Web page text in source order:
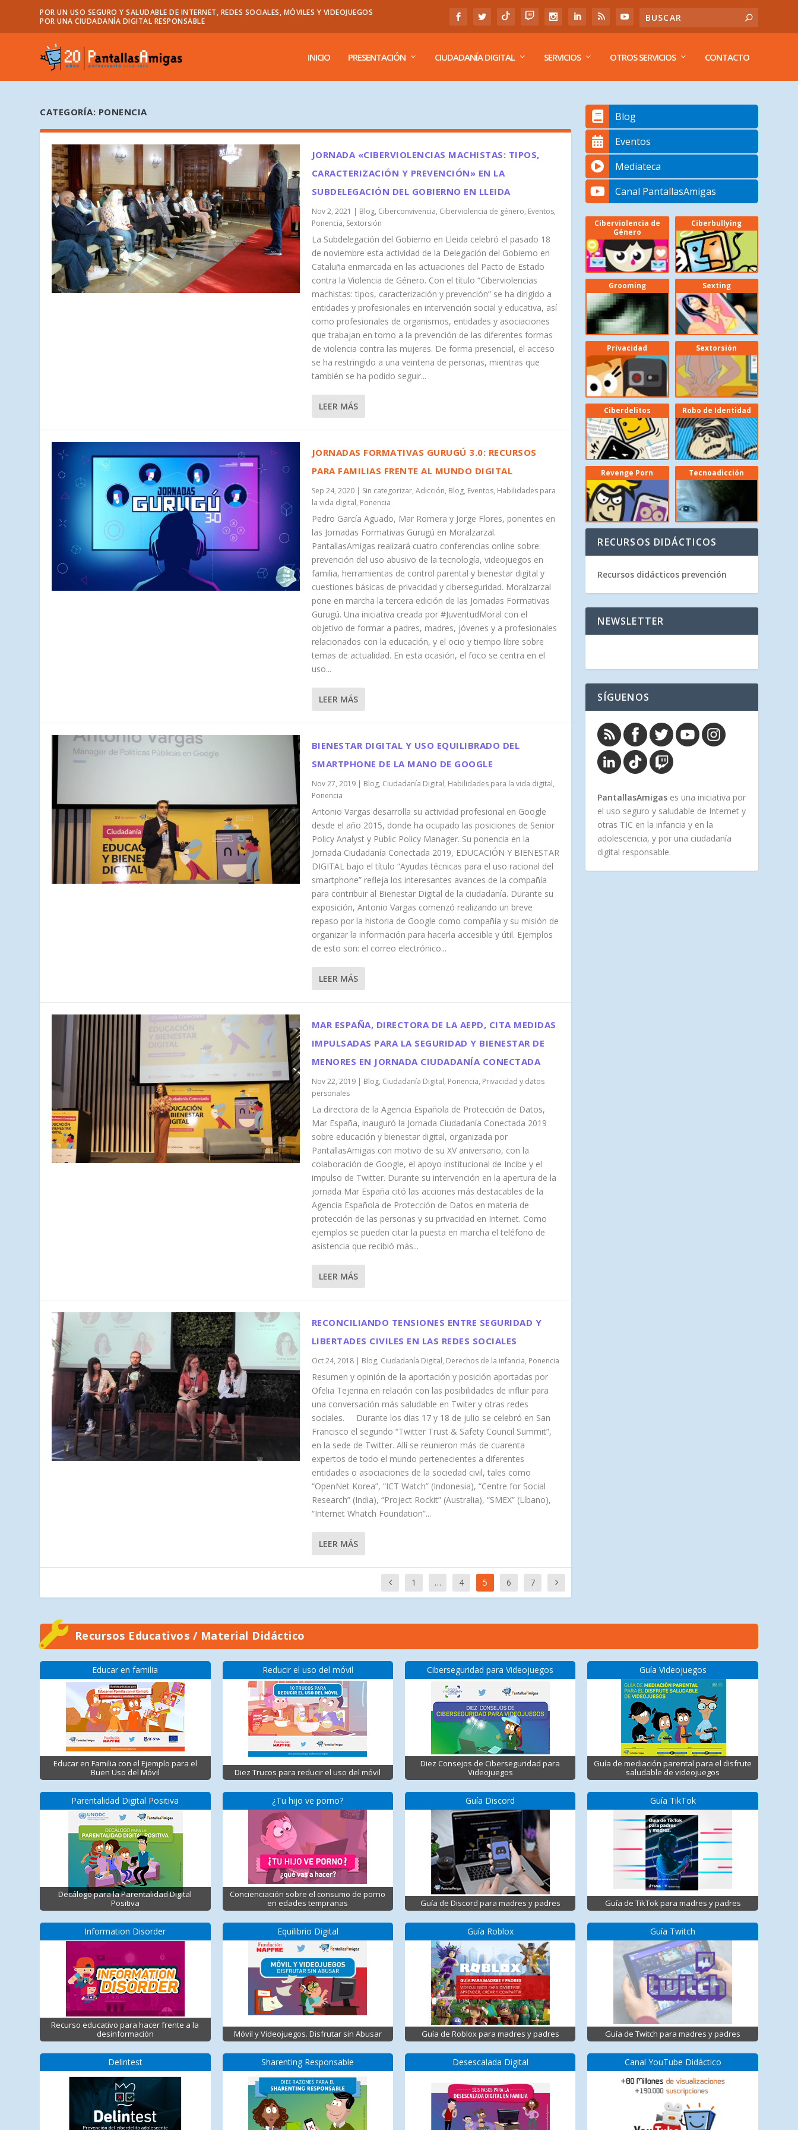
POR UN USO SEGURO Y SALUDABLE DE INTERNET, REDES SOCIALES, MÓVILES Y VIDEOJUEGOS
POR UNA CIUDADANÍA DIGITAL RESPONSABLE
INICIO PRESENTACIÓN CIUDADANÍA DIGITAL SERVICIOS OTROS SERVICIOS CONTACTO
CATEGORÍA: PONENCIA
JORNADA «CIBERVIOLENCIAS MACHISTAS: TIPOS,
CARACTERIZACIÓN Y PREVENCIÓN» EN LA
SUBDELEGACIÓN DEL GOBIERNO EN LLEIDA
Nov 2, 2021 | Blog, Ciberconvivencia, Ciberviolencia de género, Eventos,
Ponencia, Sextorsión
La Subdelegación del Gobierno en Lleida celebró el pasado 18
de noviembre esta actividad de la Delegación del Gobierno en
Cataluña enmarcada en las actuaciones del Pacto de Estado
contra la Violencia de Género. Con el título “Ciberviolencias
machistas: tipos, caracterización y prevención” se ha dirigido a
entidades y profesionales en intervención social y educativa, así
como profesionales de organismos, entidades y asociaciones
que trabajan en torno a la prevención de las diferentes formas
de violencia contra las mujeres. De forma presencial, el acceso
se ha restringido a una veintena de personas, mientras que
también se ha podido seguir...
LEER MÁS
JORNADAS FORMATIVAS GURUGÚ 3.0: RECURSOS
PARA FAMILIAS FRENTE AL MUNDO DIGITAL
Sep 24, 2020| Sin categorizar, Adicción, Blog, Eventos, Habilidades para
la vida digital, Ponencia
Pedro García Aguado, Mar Romera y Jorge Flores, ponentes en
las Jornadas Formativas Gurugú en Moralzarzal.
PantallasAmigas realizará cuatro conferencias online sobre:
prevención del uso abusivo de la tecnología, videojuegos en
familia, herramientas de control parental y bienestar digital y
cuestiones básicas de privacidad y ciberseguridad. Moralzarzal
pone en marcha la tercera edición de las Jornadas Formativas
Gurugú. Una iniciativa creada por #JuventudMoral con el
objetivo de formar a padres, madres, jóvenes y a profesionales
relacionados con la educación, y el ocio y tiempo libre sobre
temas de actualidad. En esta ocasión, el foco se centra en el
uso...
LEER MÁS
BIENESTAR DIGITAL Y USO EQUILIBRADO DEL
SMARTPHONE DE LA MANO DE GOOGLE
Nov 27, 2019| Blog, Ciudadanía Digital, Habilidades para la vida digital,
Ponencia
Antonio Vargas desarrolla su actividad profesional en Google
desde el año 2015, donde ha ocupado las posiciones de Senior
Policy Analyst y Public Policy Manager. Su ponencia en la
Jornada Ciudadanía Conectada 2019, EDUCACIÓN Y BIENESTAR
DIGITAL bajo el título “Ayudas técnicas para el uso racional del
smartphone” refleja los interesantes avances de la compañía
para contribuir al Bienestar Digital de la ciudadanía. Durante su
exposición, Antonio Vargas comenzó realizando un breve
repaso por la historia de Google como compañía y su misión de
organizar la información para hacerla accesible y útil. Ejemplos
de esto son: el correo electrónico...
LEER MÁS
MAR ESPAÑA, DIRECTORA DE LA AEPD, CITA MEDIDAS
IMPULSADAS PARA LA SEGURIDAD Y BIENESTAR DE
MENORES EN JORNADA CIUDADANÍA CONECTADA
Nov 22, 2019| Blog, Ciudadanía Digital, Ponencia, Privacidad y datos
personales
La directora de la Agencia Española de Protección de Datos,
Mar España, inauguró la Jornada Ciudadanía Conectada 2019
sobre educación y bienestar digital, organizada por
PantallasAmigas con motivo de su XV aniversario, con la
colaboración de Google, el apoyo institucional de Incibe y el
impulso de Twitter. Durante su intervención en la apertura de la
jornada Mar España citó las acciones más destacables de la
Agencia Española de Protección de Datos en materia de
protección de las personas y su privacidad en Internet. Como
ejemplos se pueden citar la puesta en marcha el teléfono de
asistencia que recibió más...
LEER MÁS
RECONCILIANDO TENSIONES ENTRE SEGURIDAD Y
LIBERTADES CIVILES EN LAS REDES SOCIALES
Oct 24, 2018| Blog, Ciudadanía Digital, Derechos de la infancia, Ponencia
Resumen y opinión de la aportación y posición aportadas por
Ofelia Tejerina en relación con las posibilidades de influir para
una conversación más saludable en Twiter y otras redes
sociales. Durante los días 17 y 18 de julio se celebró en San
Francisco el segundo “Twitter Trust & Safety Council Summit”,
en la sede de Twitter. Allí se reunieron más de cuarenta
expertos de todo el mundo pertenecientes a diferentes
entidades o asociaciones de la sociedad civil, tales como
“OpenNet Korea”, “ICT Watch” (Indonesia), “Centre for Social
Research” (India), “Project Rockit” (Australia), “SMEX” (Líbano),
“Internet Whatch Foundation”...
LEER MÁS
1 … 4 5 6 7
Blog
Eventos
Mediateca
Canal PantallasAmigas
Ciberviolencia de
Género
Ciberbullying
Grooming Sexting
Privacidad Sextorsión
Ciberdelitos Robo de Identidad
Revenge Porn Tecnoadicción
RECURSOS DIDÁCTICOS
Recursos didácticos prevención
NEWSLETTER
SÍGUENOS
PantallasAmigas es una iniciativa por
el uso seguro y saludable de Internet y
otras TIC en la infancia y en la
adolescencia, y por una ciudadanía
digital responsable.
Recursos Educativos / Material Didáctico
Educar en familia
Educar en Familia con el Ejemplo para el
Buen Uso del Móvil
Parentalidad Digital Positiva
Decálogo para la Parentalidad Digital
Positiva
Information Disorder
Recurso educativo para hacer frente a la
desinformación
Delintest
Reducir el uso del móvil
Diez Trucos para reducir el uso del móvil
¿Tu hijo ve porno?
Concienciación sobre el consumo de porno
en edades tempranas
Equilibrio Digital
Móvil y Videojuegos. Disfrutar sin Abusar
Sharenting Responsable
Ciberseguridad para Videojuegos
Diez Consejos de Ciberseguridad para
Videojuegos
Guía Discord
Guía de Discord para madres y padres
Guía Roblox
Guía de Roblox para madres y padres
Desescalada Digital
Guía Videojuegos
Guía de mediación parental para el disfrute
saludable de videojuegos
Guía TikTok
Guía de TikTok para madres y padres
Guía Twitch
Guía de Twitch para madres y padres
Canal YouTube Didáctico